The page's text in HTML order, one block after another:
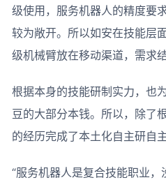
级使用，服务机器人的精度要
较为敞开。所以如安在技能层
级机械臂放在移动渠道，需求
根据本身的技能研制实力，也
豆的大部分本钱。所以，除了
的经历完成了本土化自主研自
“服务机器人是复合技能职业